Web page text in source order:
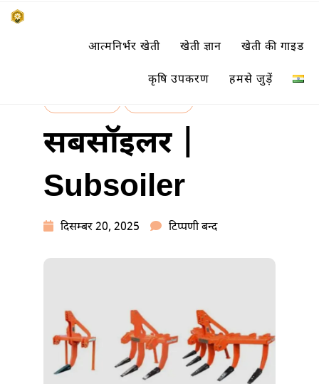
SUBSISTENCE FARMING
किसानों के साथ, किसानों के लिए
आत्मनिर्भर खेती खेती ज्ञान खेती की गाइड
कृषि उपकरण हमसे जुड़ें
सबसॉइलर |
Subsoiler
दिसम्बर 20, 2025 टिप्पणी बन्दसबसॉइलर
SUBSOILER